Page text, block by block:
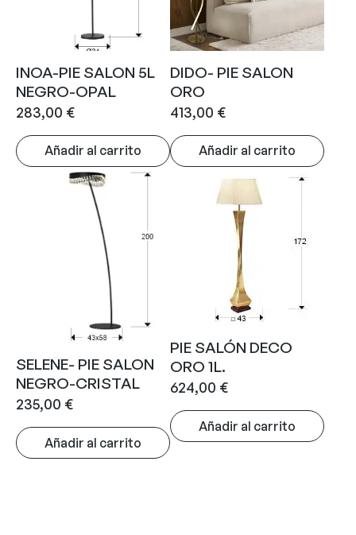
INOA-PIE SALON 5L
NEGRO-OPAL
283,00 €
Añadir al carrito
DIDO- PIE SALON
ORO
413,00 €
Añadir al carrito
SELENE- PIE SALON
NEGRO-CRISTAL
235,00 €
Añadir al carrito
PIE SALÓN DECO
ORO 1L.
624,00 €
Añadir al carrito